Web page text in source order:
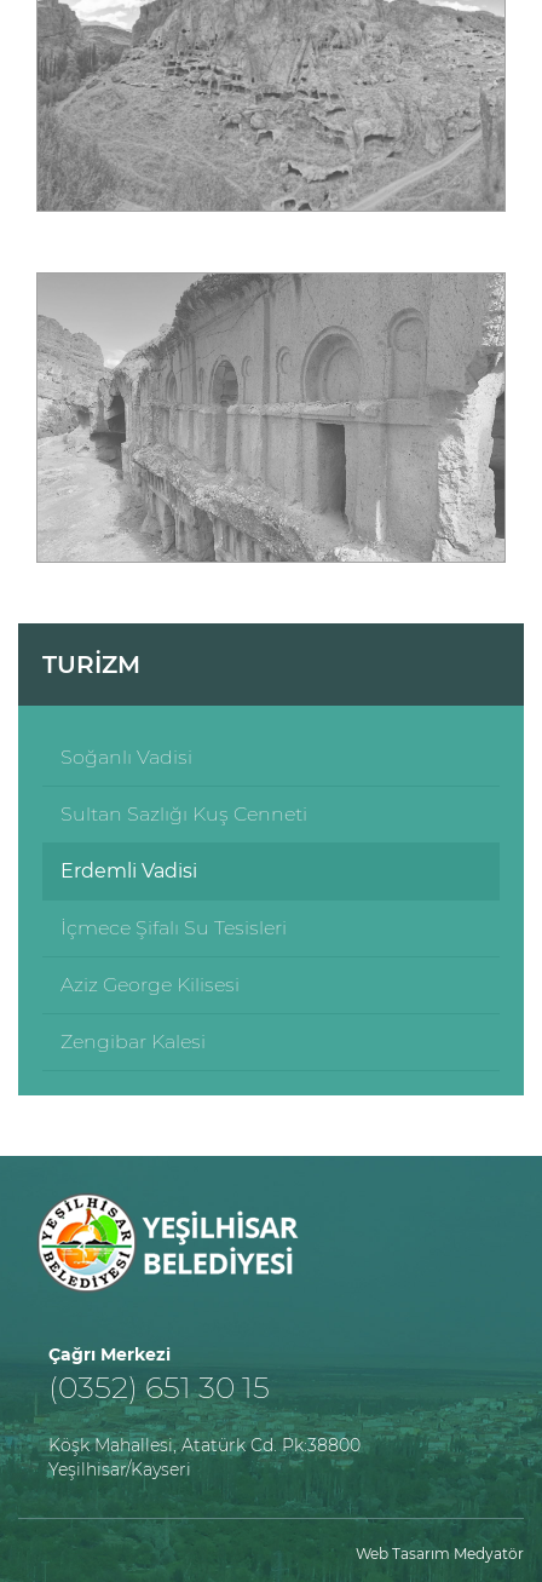
TURİZM
Soğanlı Vadisi
Sultan Sazlığı Kuş Cenneti
Erdemli Vadisi
İçmece Şifalı Su Tesisleri
Aziz George Kilisesi
Zengibar Kalesi
Çağrı Merkezi
(0352) 651 30 15
Köşk Mahallesi, Atatürk Cd. Pk:38800
Yeşilhisar/Kayseri
Web Tasarım Medyatör